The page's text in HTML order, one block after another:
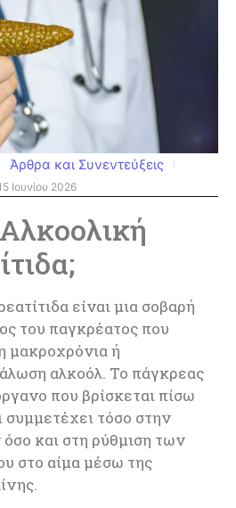
Άρθρα και Συνεντεύξεις
Ιουνίου 2026
είναι μια σοβαρή
του παγκρέατος που
μακροχρόνια ή
αλκοόλ. Το πάγκρεας
που βρίσκεται πίσω
συμμετέχει τόσο στην
και στη ρύθμιση των
στο αίμα μέσω της